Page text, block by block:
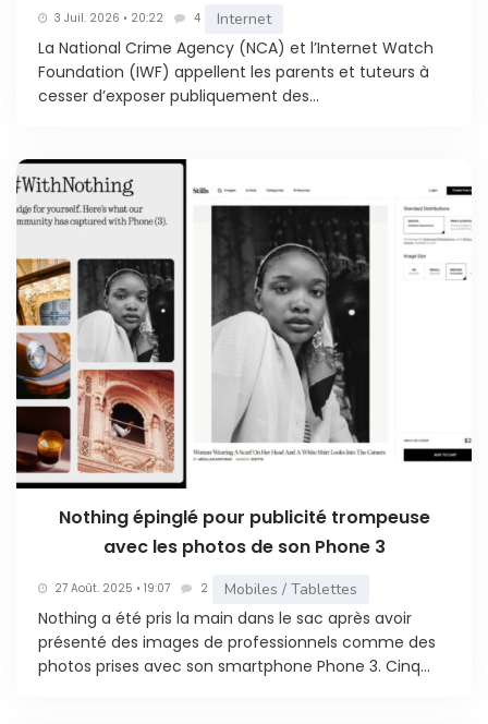
3 Juil. 2026 • 20:22 4 Internet
La National Crime Agency (NCA) et l’Internet Watch
Foundation (IWF) appellent les parents et tuteurs à
cesser d’exposer publiquement des...
Nothing épinglé pour publicité trompeuse
avec les photos de son Phone 3
27 Août. 2025 • 19:07 2 Mobiles / Tablettes
Nothing a été pris la main dans le sac après avoir
présenté des images de professionnels comme des
photos prises avec son smartphone Phone 3. Cinq...